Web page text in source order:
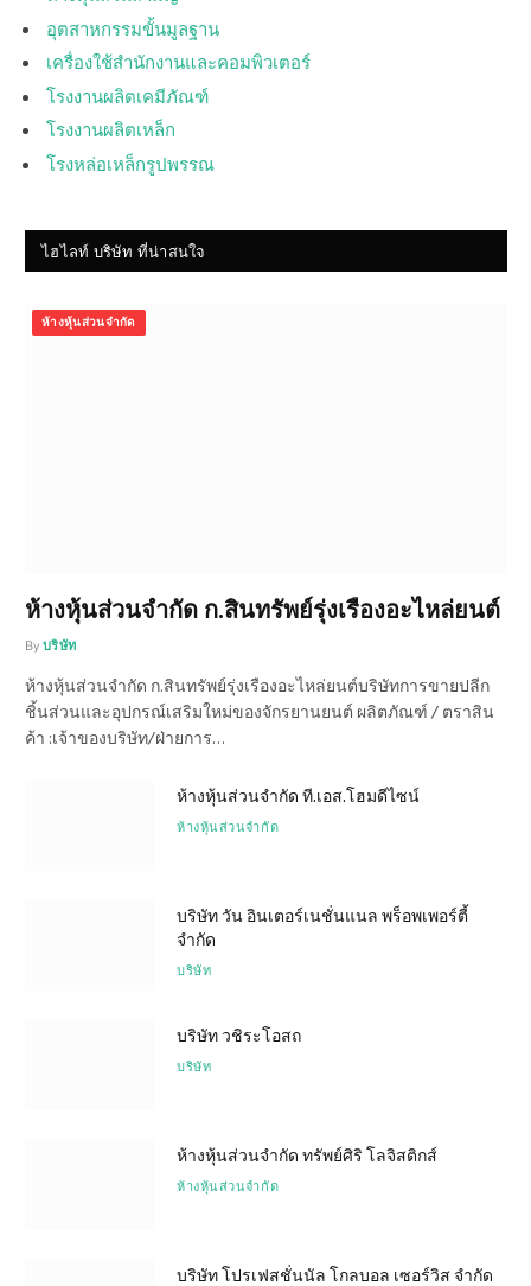
อุตสาหกรรมขั้นมูลฐาน
เครื่องใช้สำนักงานและคอมพิวเตอร์
โรงงานผลิตเคมีภัณฑ์
โรงงานผลิตเหล็ก
โรงหล่อเหล็กรูปพรรณ
ไฮไลท์ บริษัท ที่น่าสนใจ
ห้างหุ้นส่วนจำกัด
ห้างหุ้นส่วนจำกัด ก.สินทรัพย์รุ่งเรืองอะไหล่ยนต์
By บริษัท
ห้างหุ้นส่วนจำกัด ก.สินทรัพย์รุ่งเรืองอะไหล่ยนต์บริษัทการขายปลีก
ชิ้นส่วนและอุปกรณ์เสริมใหม่ของจักรยานยนต์ ผลิตภัณฑ์ / ตราสิน
ค้า :เจ้าของบริษัท/ฝ่ายการ…
ห้างหุ้นส่วนจำกัด ที.เอส.โฮมดีไซน์
ห้างหุ้นส่วนจำกัด
บริษัท วัน อินเตอร์เนชั่นแนล พร็อพเพอร์ตี้
จำกัด
บริษัท
บริษัท วชิระโอสถ
บริษัท
ห้างหุ้นส่วนจำกัด ทรัพย์ศิริ โลจิสติกส์
ห้างหุ้นส่วนจำกัด
บริษัท โปรเฟสชั่นนัล โกลบอล เซอร์วิส จำกัด